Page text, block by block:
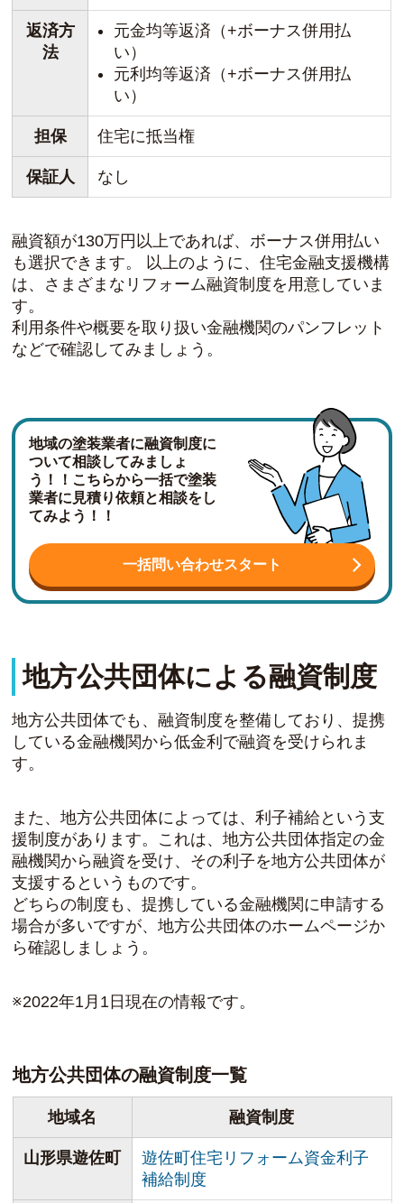
返済方
法
元金均等返済（+ボーナス併用払
い）
元利均等返済（+ボーナス併用払
い）
担保 住宅に抵当権
保証人 なし
融資額が130万円以上であれば、ボーナス併用払い
も選択できます。 以上のように、住宅金融支援機構
は、さまざまなリフォーム融資制度を用意していま
す。
利用条件や概要を取り扱い金融機関のパンフレット
などで確認してみましょう。
地域の塗装業者に融資制度に
ついて相談してみましょ
う！！こちらから一括で塗装
業者に見積り依頼と相談をし
てみよう！！
一括問い合わせスタート
地方公共団体による融資制度
地方公共団体でも、融資制度を整備しており、提携
している金融機関から低金利で融資を受けられま
す。
また、地方公共団体によっては、利子補給という支
援制度があります。これは、地方公共団体指定の金
融機関から融資を受け、その利子を地方公共団体が
支援するというものです。
どちらの制度も、提携している金融機関に申請する
場合が多いですが、地方公共団体のホームページか
ら確認しましょう。
※2022年1月1日現在の情報です。
地方公共団体の融資制度一覧
地域名 融資制度
山形県遊佐町
遊佐町住宅リフォーム資金利子
補給制度